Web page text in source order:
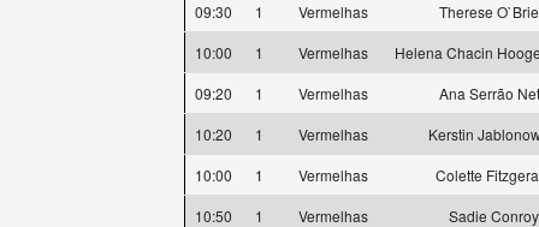
09:30
1 Vermelhas
Therese
10:00
1 Vermelhas
Helena Chacin
09:20
1 Vermelhas
Ana Serrão
10:20
1 Vermelhas
Kerstin
10:00
1 Vermelhas
Colette
10:50
1 Vermelhas
Sadie Conroy